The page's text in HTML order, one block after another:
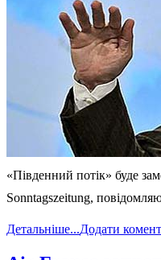
«Південний потік» буде
Sonntagszeitung,
Детальніше...Додати